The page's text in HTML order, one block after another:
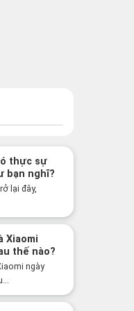
thực sự
bạn nghĩ?
khiến
lại đây,
Xiaomi
thế nào?
nào năm
ngày